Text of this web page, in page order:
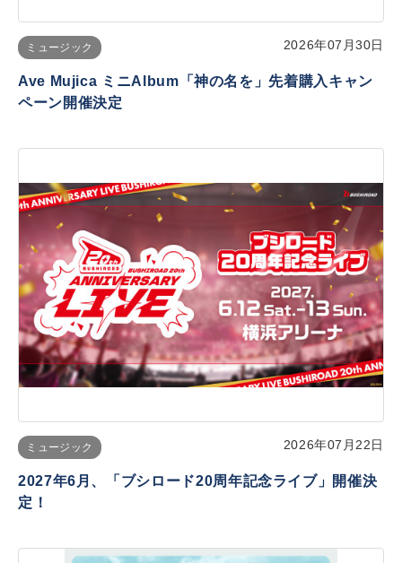
ミュージック 2026年07月30日
Ave Mujica ミニAlbum「神の名を」先着購入キャン
ペーン開催決定
ミュージック 2026年07月22日
2027年6月、「ブシロード20周年記念ライブ」開催決
定！